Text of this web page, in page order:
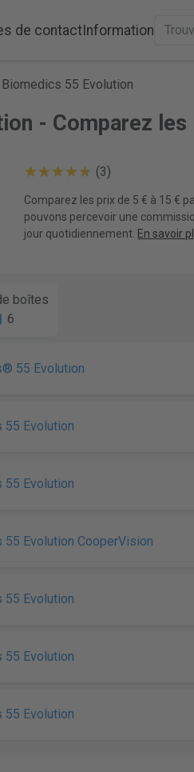
de contactInformation
Biomedics 55 Evolution
- Comparez les
(3)
Comparez les prix de 5 € à 15 €
pouvons percevoir une
jour quotidiennement. En savoir
boîtes
6
55 Evolution
55 Evolution
55 Evolution
55 Evolution CooperVision
55 Evolution
55 Evolution
55 Evolution